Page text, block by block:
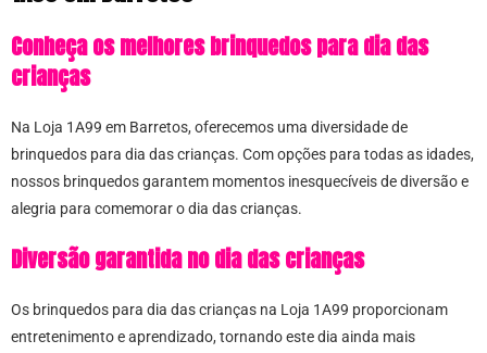
Conheça os melhores brinquedos para dia das
crianças
Na Loja 1A99 em Barretos, oferecemos uma diversidade de
brinquedos para dia das crianças. Com opções para todas as idades,
nossos brinquedos garantem momentos inesquecíveis de diversão e
alegria para comemorar o dia das crianças.
Diversão garantida no dia das crianças
Os brinquedos para dia das crianças na Loja 1A99 proporcionam
entretenimento e aprendizado, tornando este dia ainda mais